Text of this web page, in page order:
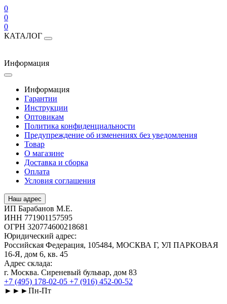
0
0
0
КАТАЛОГ
Информация
Информация
Гарантии
Инструкции
Оптовикам
Политика конфиденциальности
Предупреждение об изменениях без уведомления
Товар
О магазине
Доставка и сборка
Оплата
Условия соглашения
Наш адрес
ИП Барабанов М.Е.
ИНН 771901157595
ОГРН 320774600218681
Юридический адрес:
Российская Федерация, 105484, МОСКВА Г, УЛ ПАРКОВАЯ
16-Я, дом 6, кв. 45
Адрес склада:
г. Москва. Сиреневый бульвар, дом 83
+7 (495) 178-02-05 +7 (916) 452-00-52
►►►Пн-Пт